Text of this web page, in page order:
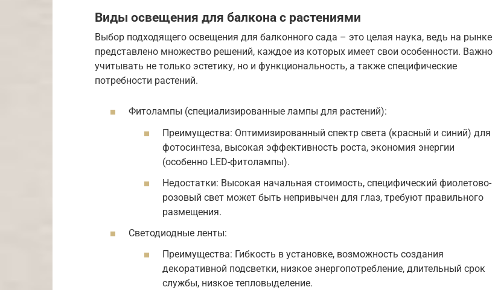
Виды освещения для балкона с растениями
Выбор подходящего освещения для балконного сада – это целая наука, ведь на рынке
представлено множество решений, каждое из которых имеет свои особенности. Важно
учитывать не только эстетику, но и функциональность, а также специфические
потребности растений.
Фитолампы (специализированные лампы для растений):
Преимущества: Оптимизированный спектр света (красный и синий) для
фотосинтеза, высокая эффективность роста, экономия энергии
(особенно LED-фитолампы).
Недостатки: Высокая начальная стоимость, специфический фиолетово-
розовый свет может быть непривычен для глаз, требуют правильного
размещения.
Светодиодные ленты:
Преимущества: Гибкость в установке, возможность создания
декоративной подсветки, низкое энергопотребление, длительный срок
службы, низкое тепловыделение.